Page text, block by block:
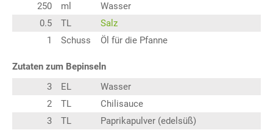
250
ml
Wasser
0.5
TL
Salz
1
Schuss Öl für die Pfanne
Zutaten zum Bepinseln
3
EL
Wasser
2
TL
Chilisauce
3
TL
Paprikapulver (edelsüß)